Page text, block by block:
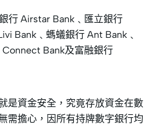
行 Airstar Bank﹑匯立銀行
Bank﹑螞蟻銀行 Ant Bank﹑
Bank及富融銀行
是資金安全，究竟存放資金在數
需擔心，因所有持牌數字銀行均